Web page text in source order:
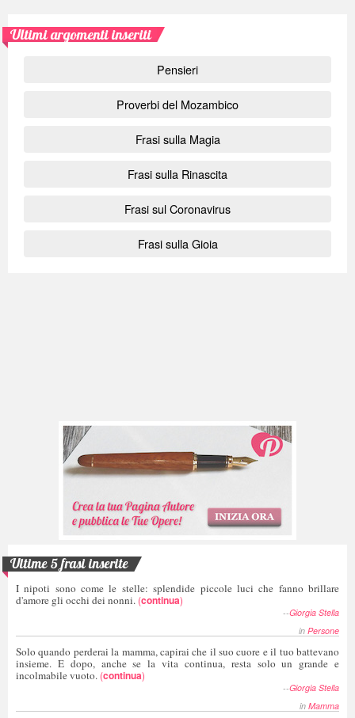
Ultimi argomenti inseriti
Pensieri
Proverbi del Mozambico
Frasi sulla Magia
Frasi sulla Rinascita
Frasi sul Coronavirus
Frasi sulla Gioia
Ultime 5 frasi inserite
I nipoti sono come le stelle: splendide piccole luci che fanno brillare
d'amore gli occhi dei nonni. (continua)
--Giorgia Stella
in Persone
Solo quando perderai la mamma, capirai che il suo cuore e il tuo battevano
insieme. E dopo, anche se la vita continua, resta solo un grande e
incolmabile vuoto. (continua)
--Giorgia Stella
in Mamma